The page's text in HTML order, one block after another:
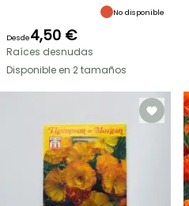
No disponible
Desde4,50 €
Raíces desnudas
Disponible en 2 tamaños